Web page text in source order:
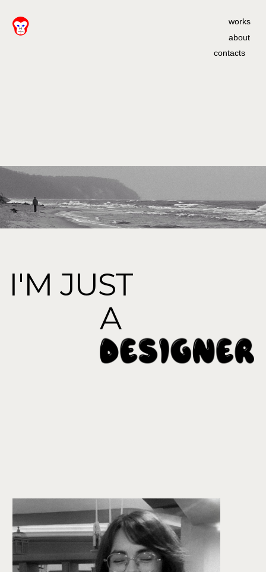
I'M JUST
A
приветПривет! Я Яна — графический дизайнер
и иллюстратор из Екатеринбурга, в профессии с 2014 года.
Родилась в Воткинске, в большой город переехала в 2017.
Занимаюсь разработкой дизайна для диджитал, упаковки,
полиграфии и веба, также рисую иллюстрации.
Сотрудничала как с федеральными заказчиками (МТС), так
и с локальными брендами (Сушкоф, Жизньмарт).